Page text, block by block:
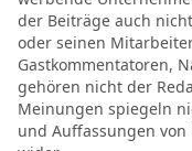
der Beiträge auch
oder seinen
Gastkommentatoren,
gehören nicht der
Meinungen spiegeln
und Auffassungen von